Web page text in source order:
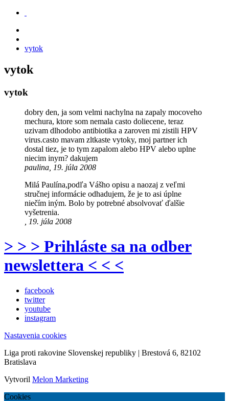
vytok
vytok
vytok
dobry den, ja som velmi nachylna na zapaly mocoveho
mechura, ktore som nemala casto doliecene, teraz
uzivam dlhodobo antibiotika a zaroven mi zistili HPV
virus.casto mavam zltkaste vytoky, moj partner ich
dostal tiez, je to tym zapalom alebo HPV alebo uplne
niecim inym? dakujem
paulina, 19. júla 2008
Milá Paulína,podľa Vášho opisu a naozaj z veľmi
stručnej informácie odhadujem, že je to asi úplne
niečím iným. Bolo by potrebné absolvovať ďalšie
vyšetrenia.
, 19. júla 2008
> > > Prihláste sa na odber
newslettera < < <
facebook
twitter
youtube
instagram
Nastavenia cookies
Liga proti rakovine Slovenskej republiky | Brestová 6, 82102
Bratislava
Vytvoril Melon Marketing
Cookies